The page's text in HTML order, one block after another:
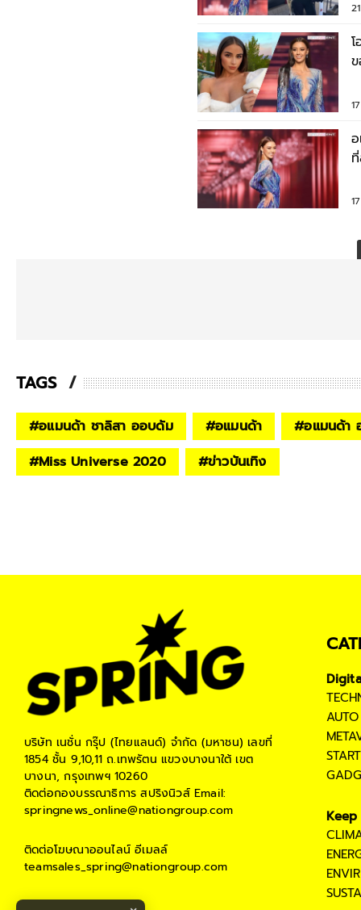
TAGS
#อแมนด้า ชาลิสา ออบดัม #อแมนด้า #อแมนด้า
#Miss Universe 2020 #ข่าวบันเทิง
บริษัท เนชั่น กรุ๊ป (ไทยแลนด์) จำกัด (มหาชน) เลขที่
1854 ชั้น 9,10,11 ถ.เทพรัตน แขวงบางนาใต้ เขต
บางนา, กรุงเทพฯ 10260
ติดต่อกองบรรณาธิการ สปริงนิวส์Email:
springnews_online@nationgroup.com
ติดต่อโฆษณาออนไลน์ อีเมลล์
teamsales_spring@nationgroup.com
AUTO